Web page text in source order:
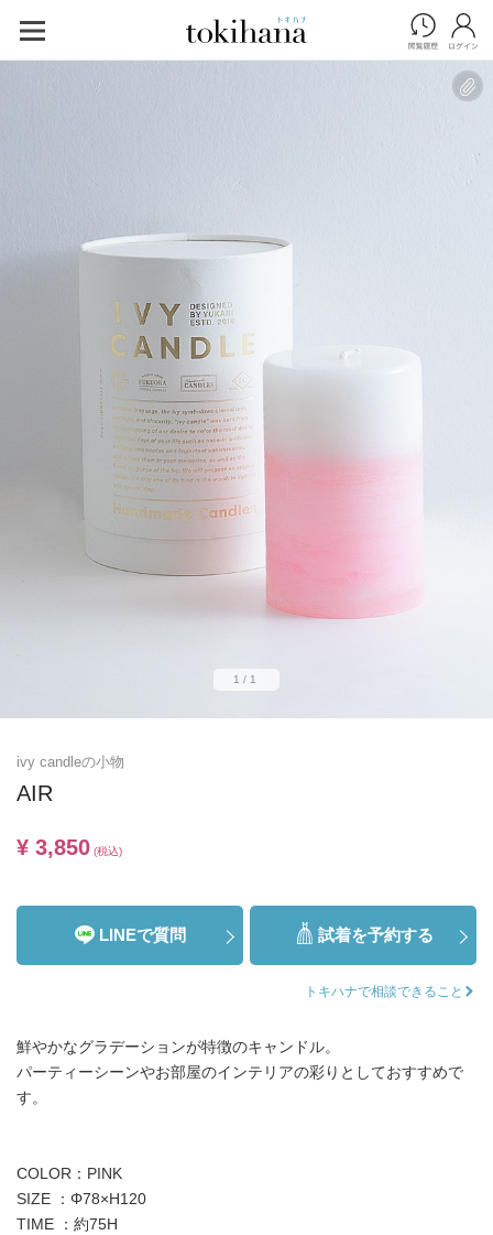
1/1
ivy candleの小物
AIR
¥ 3,850 (税込)
LINEで質問 試着を予約する
トキハナで相談できること
鮮やかなグラデーションが特徴のキャンドル。
パーティーシーンやお部屋のインテリアの彩りとしておすすめで
す。
COLOR：PINK
SIZE ：Φ78×H120
TIME ：約75H